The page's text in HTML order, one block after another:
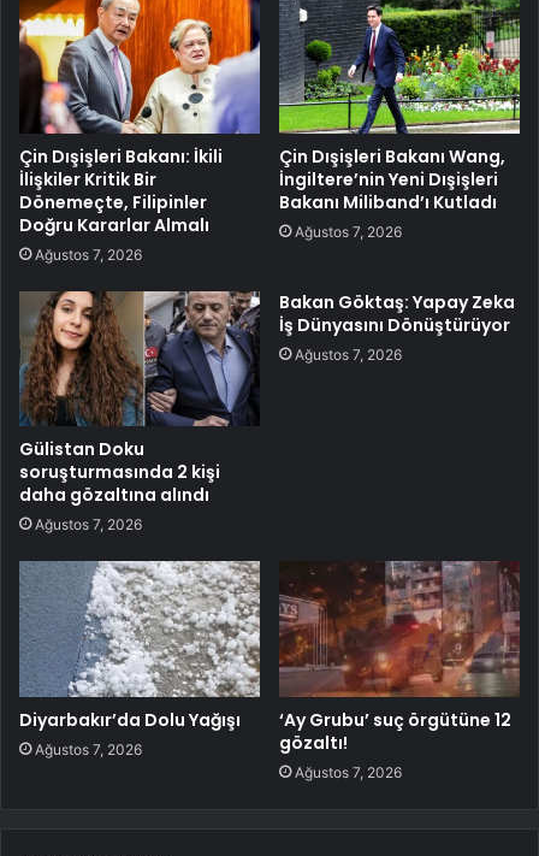
Çin Dışişleri Bakanı: İkili
İlişkiler Kritik Bir
Dönemeçte, Filipinler
Doğru Kararlar Almalı
Ağustos 7, 2026
Çin Dışişleri Bakanı Wang,
İngiltere’nin Yeni Dışişleri
Bakanı Miliband’ı Kutladı
Ağustos 7, 2026
Gülistan Doku
soruşturmasında 2 kişi
daha gözaltına alındı
Ağustos 7, 2026
Bakan Göktaş: Yapay Zeka
İş Dünyasını Dönüştürüyor
Ağustos 7, 2026
Diyarbakır’da Dolu Yağışı
Ağustos 7, 2026
‘Ay Grubu’ suç örgütüne 12
gözaltı!
Ağustos 7, 2026